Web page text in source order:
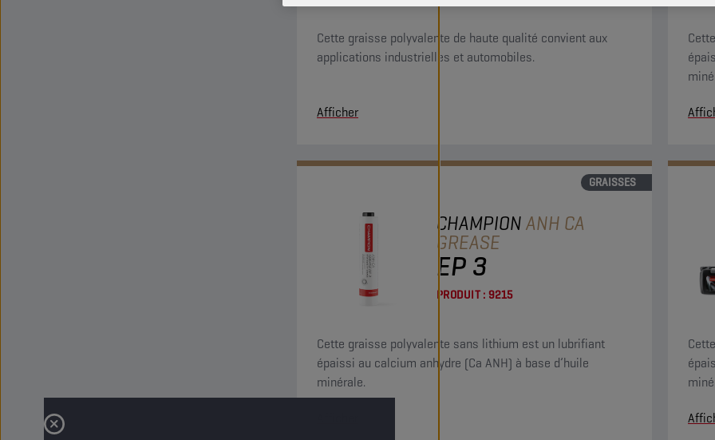
Cette graisse polyvalente de haute qualité convient aux
applications industrielles et automobiles.
Afficher
GRAISSES
CHAMPIONANH CA
GREASE
EP 3
PRODUIT : 9215
Cette graisse polyvalente sans lithium est un lubrifiant
épaissi au calcium anhydre (Ca ANH) à base d’huile
minérale.